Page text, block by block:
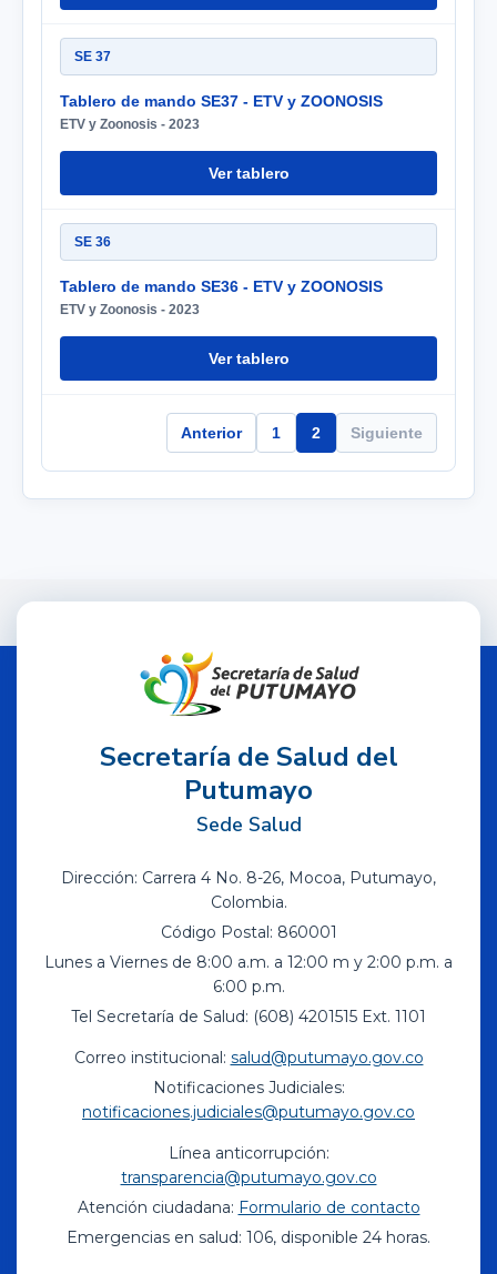
SE 37
Tablero de mando SE37 - ETV y ZOONOSIS
ETV y Zoonosis - 2023
Ver tablero
SE 36
Tablero de mando SE36 - ETV y ZOONOSIS
ETV y Zoonosis - 2023
Ver tablero
Anterior 1 2 Siguiente
Secretaría de Salud del
Putumayo
Sede Salud
Dirección: Carrera 4 No. 8-26, Mocoa, Putumayo,
Colombia.
Código Postal: 860001
Lunes a Viernes de 8:00 a.m. a 12:00 m y 2:00 p.m. a
6:00 p.m.
Tel Secretaría de Salud: (608) 4201515 Ext. 1101
Correo institucional: salud@putumayo.gov.co
Notificaciones Judiciales:
notificaciones.judiciales@putumayo.gov.co
Línea anticorrupción:
transparencia@putumayo.gov.co
Atención ciudadana: Formulario de contacto
Emergencias en salud: 106, disponible 24 horas.